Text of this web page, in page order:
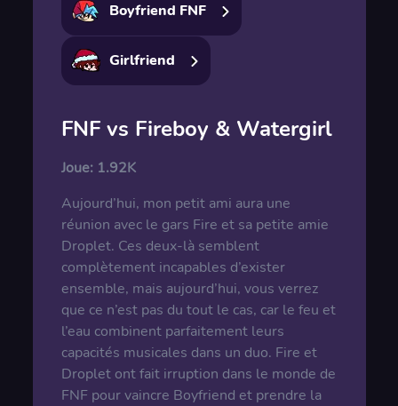
Boyfriend FNF
Girlfriend
FNF vs Fireboy & Watergirl
Joue: 1.92K
Aujourd’hui, mon petit ami aura une
réunion avec le gars Fire et sa petite amie
Droplet. Ces deux-là semblent
complètement incapables d’exister
ensemble, mais aujourd’hui, vous verrez
que ce n’est pas du tout le cas, car le feu et
l’eau combinent parfaitement leurs
capacités musicales dans un duo. Fire et
Droplet ont fait irruption dans le monde de
FNF pour vaincre Boyfriend et prendre la